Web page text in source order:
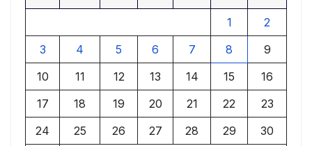
1
2
3
4 5 6 7 8
9
10
11 12 13 14 15
16
17
18 19 20 21 22
23
24
25 26 27 28 29
30